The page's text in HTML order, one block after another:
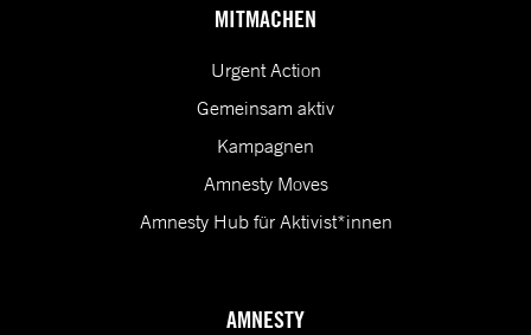
MITMACHEN
Urgent Action
Gemeinsam aktiv
Kampagnen
Amnesty Moves
Amnesty Hub für Aktivist*innen
AMNESTY